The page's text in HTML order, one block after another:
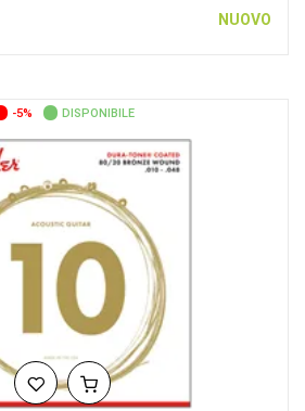
NUOVO
-5% DISPONIBILE